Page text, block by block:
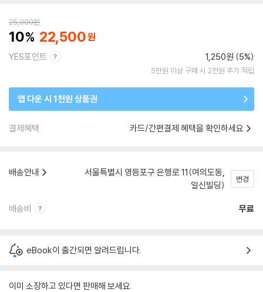
25,000원
10 22,500
YES포인트 1,250원 (5%)
5만원 이상 구매 시 2천원 추가 적립
앱 다운 시 1천원 상품권
결제혜택 카드/간편결제 혜택을 확인하세요
배송안내
서울특별시 영등포구 은행로 11(여의도동,
일신빌딩)
변경
배송비 무료
eBook이 출간되면 알려드립니다.
이미 소장하고 있다면 판매해 보세요.